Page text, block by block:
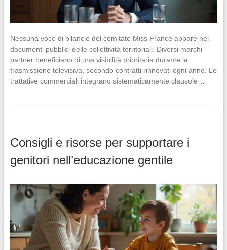
Nessuna voce di bilancio del comitato Miss France appare nei
documenti pubblici delle collettività territoriali. Diversi marchi
partner beneficiano di una visibilità prioritaria durante la
trasmissione televisiva, secondo contratti rinnovati ogni anno. Le
trattative commerciali integrano sistematicamente clausole…
Consigli e risorse per supportare i
genitori nell’educazione gentile